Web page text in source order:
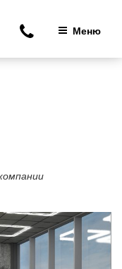
Меню